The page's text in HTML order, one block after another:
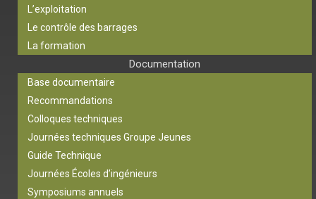
L’exploitation
Le contrôle des barrages
La formation
Documentation
Base documentaire
Recommandations
Colloques techniques
Journées techniques Groupe Jeunes
Guide Technique
Journées Écoles d’ingénieurs
Symposiums annuels